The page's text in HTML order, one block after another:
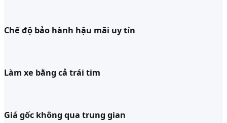
Chế độ bảo hành hậu mãi uy tín
Làm xe bằng cả trái tim
Giá gốc không qua trung gian